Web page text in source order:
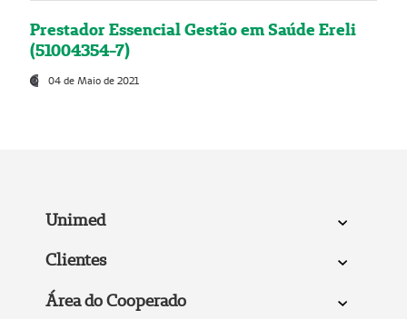
Prestador Essencial Gestão em Saúde Ereli
(51004354-7)
04 de Maio de 2021
Unimed
Clientes
Área do Cooperado